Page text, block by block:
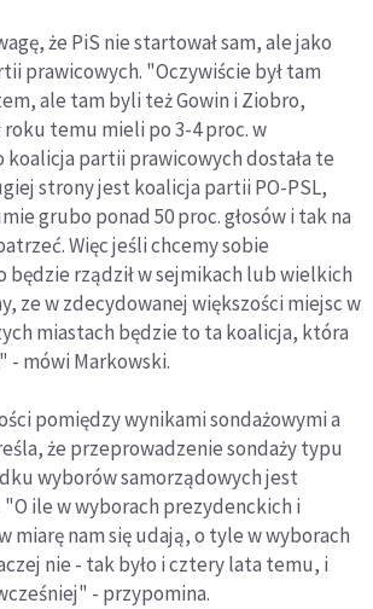
że PiS nie startował sam, ale jako
prawicowych. "Oczywiście był tam
ale tam byli też Gowin i Ziobro,
roku temu mieli po 3-4 proc. w
koalicja partii prawicowych dostała te
strony jest koalicja partii PO-PSL,
grubo ponad 50 proc. głosów i tak na
Więc jeśli chcemy sobie
rządził w sejmikach lub wielkich
ze w zdecydowanej większości miejsc w
miastach będzie to ta koalicja, która
mówi Markowski.
pomiędzy wynikami sondażowymi a
że przeprowadzenie sondaży typu
wyborów samorządowych jest
ile w wyborach prezydenckich i
miarę nam się udają, o tyle w wyborach
nie - tak było i cztery lata temu, i
- przypomina.